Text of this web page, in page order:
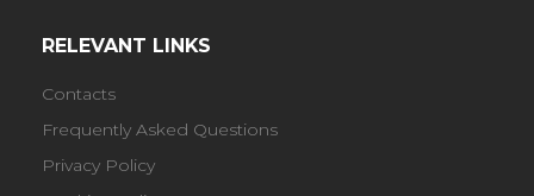
RELEVANT LINKS
Contacts
Frequently Asked Questions
Privacy Policy